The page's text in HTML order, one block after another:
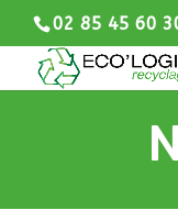
02 85 45 60